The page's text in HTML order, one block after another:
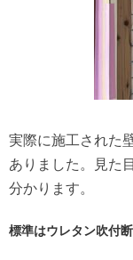
実際に施工された
ありました。見た
分かります。
標準はウレタン吹付